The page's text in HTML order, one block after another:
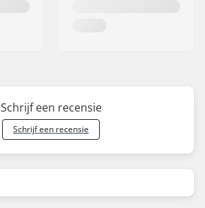
Schrijf een recensie
Schrijf een recensie